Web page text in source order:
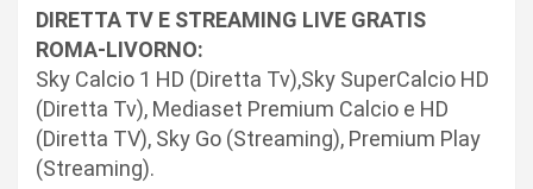
DIRETTA TV E STREAMING LIVE GRATIS
ROMA-LIVORNO:
Sky Calcio 1 HD (Diretta Tv),Sky SuperCalcio HD
(Diretta Tv), Mediaset Premium Calcio e HD
(Diretta TV), Sky Go (Streaming), Premium Play
(Streaming).